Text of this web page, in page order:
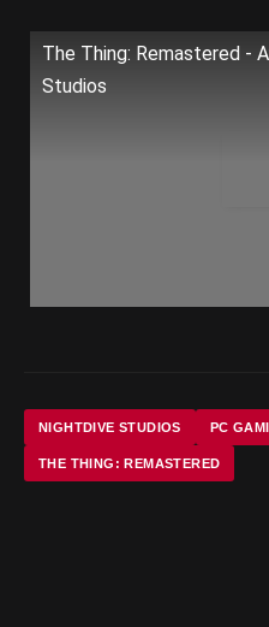
The Thing: Remastered -
Studios
NIGHTDIVE STUDIOS PC
THE THING: REMASTERED